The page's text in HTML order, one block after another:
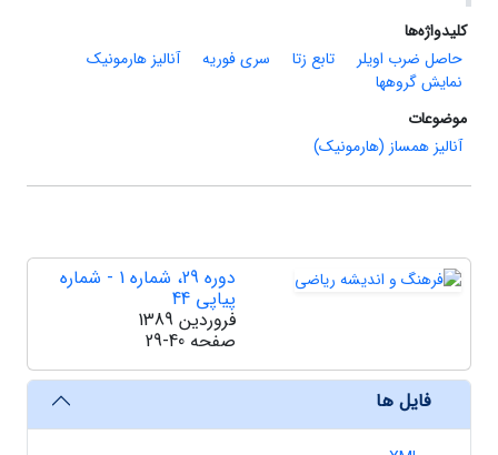
کلیدواژه‌ها
حاصل ضرب اویلر
تابع زتا سری فوریه
آنالیز هارمونیک
نمایش گروهها
موضوعات
آنالیز همساز (هارمونیک)
دوره 29، شماره 1 - شماره
پیاپی 44
فروردین 1389
صفحه 29-40
فایل ها